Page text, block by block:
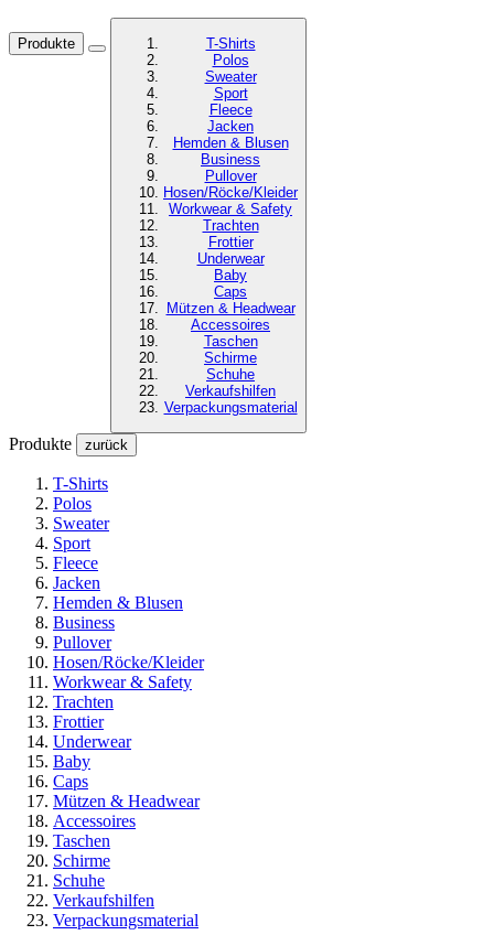
Produkte
T-Shirts
Polos
Sweater
Sport
Fleece
Jacken
Hemden & Blusen
Business
Pullover
Hosen/Röcke/Kleider
Workwear & Safety
Trachten
Frottier
Underwear
Baby
Caps
Mützen & Headwear
Accessoires
Taschen
Schirme
Schuhe
Verkaufshilfen
Verpackungsmaterial
Produkte zurück
T-Shirts
Polos
Sweater
Sport
Fleece
Jacken
Hemden & Blusen
Business
Pullover
Hosen/Röcke/Kleider
Workwear & Safety
Trachten
Frottier
Underwear
Baby
Caps
Mützen & Headwear
Accessoires
Taschen
Schirme
Schuhe
Verkaufshilfen
Verpackungsmaterial